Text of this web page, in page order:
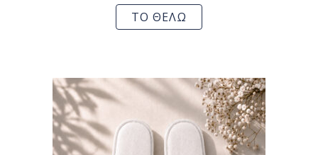
ΤΟ ΘΕΛΩ